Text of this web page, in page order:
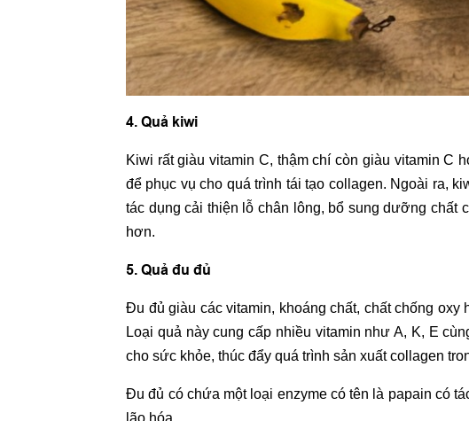
4. Quả kiwi
Kiwi rất giàu vitamin C, thậm chí còn giàu vitamin C
để phục vụ cho quá trình tái tạo collagen. Ngoài ra,
tác dụng cải thiện lỗ chân lông, bổ sung dưỡng chất
hơn.
5. Quả đu đủ
Đu đủ giàu các vitamin, khoáng chất, chất chống
Loại quả này cung cấp nhiều vitamin như A, K, E
cho sức khỏe, thúc đẩy quá trình sản xuất collagen
Đu đủ có chứa một loại enzyme có tên là papain có